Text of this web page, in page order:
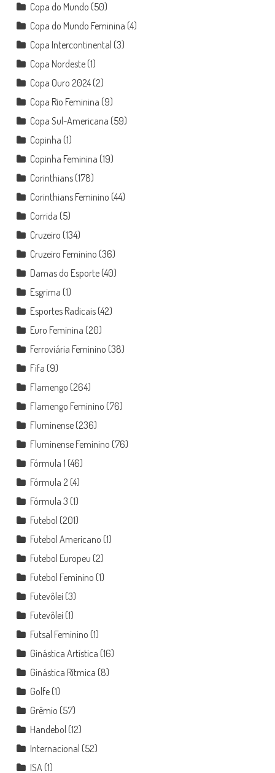
Copa do Mundo (50)
Copa do Mundo Feminina (4)
Copa Intercontinental (3)
Copa Nordeste(1)
Copa Ouro 2024(2)
Copa Rio Feminina (9)
Copa Sul-Americana (59)
Copinha (1)
Copinha Feminina (19)
Corinthians(178)
Corinthians Feminino (44)
Corrida (5)
Cruzeiro (134)
Cruzeiro Feminino (36)
Damas do Esporte(40)
Esgrima (1)
Esportes Radicais(42)
Euro Feminina (20)
Ferroviária Feminino (38)
Fifa (9)
Flamengo (264)
Flamengo Feminino (76)
Fluminense(236)
Fluminense Feminino (76)
Fórmula 1 (46)
Fórmula 2 (4)
Fórmula 3 (1)
Futebol (201)
Futebol Americano (1)
Futebol Europeu (2)
Futebol Feminino (1)
Futevôlei (3)
Futevôlei (1)
Futsal Feminino (1)
Ginástica Artística (16)
Ginástica Rítmica (8)
Golfe(1)
Grêmio (57)
Handebol (12)
Internacional (52)
ISA (1)